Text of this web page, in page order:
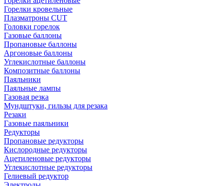
Горелки кровельные
Плазматроны CUT
Головки горелок
Газовые баллоны
Пропановые баллоны
Аргоновые баллоны
Углекислотные баллоны
Композитные баллоны
Паяльники
Паяльные лампы
Газовая резка
Мундштуки, гильзы для резака
Резаки
Газовые паяльники
Редукторы
Пропановые редукторы
Кислородные редукторы
Ацетиленовые редукторы
Углекислотные редукторы
Гелиевый редуктор